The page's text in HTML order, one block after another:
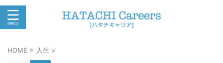
HOME > 人生 >